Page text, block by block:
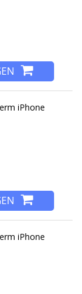
iPhone
iPhone